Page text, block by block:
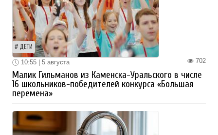
ДЕТИ
702
10:55 | 5 августа
Малик Гильманов из Каменска-Уральского в числе
16 школьников-победителей конкурса «Большая
перемена»